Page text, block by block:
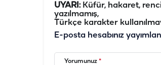
UYARI:Küfür, hakaret,
yazılmamış,
Türkçe karakter
E-posta hesabınız
Yorumunuz *